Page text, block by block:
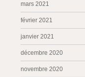
mars 2021
février 2021
janvier 2021
décembre 2020
novembre 2020